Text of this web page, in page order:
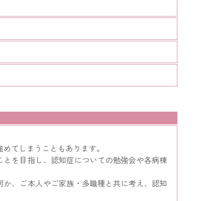
てしまうこともあります。
を目指し、認知症についての勉強会や各病棟
、ご本人やご家族・多職種と共に考え、認知